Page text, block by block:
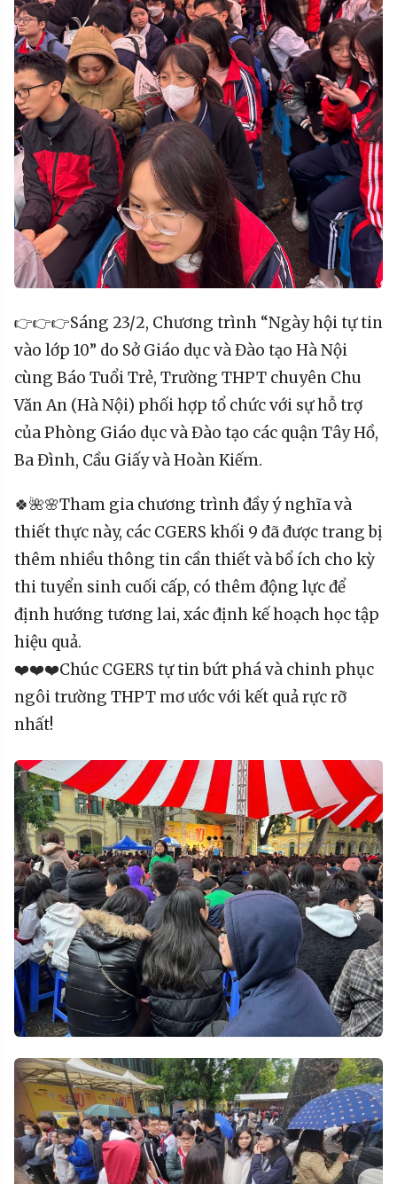
👉👉👉Sáng 23/2, Chương trình “Ngày hội tự tin
vào lớp 10” do Sở Giáo dục và Đào tạo Hà Nội
cùng Báo Tuổi Trẻ, Trường THPT chuyên Chu
Văn An (Hà Nội) phối hợp tổ chức với sự hỗ trợ
của Phòng Giáo dục và Đào tạo các quận Tây Hồ,
Ba Đình, Cầu Giấy và Hoàn Kiếm.
🍀🌺🌸Tham gia chương trình đầy ý nghĩa và
thiết thực này, các CGERS khối 9 đã được trang bị
thêm nhiều thông tin cần thiết và bổ ích cho kỳ
thi tuyển sinh cuối cấp, có thêm động lực để
định hướng tương lai, xác định kế hoạch học tập
hiệu quả.
❤️❤️❤️Chúc CGERS tự tin bứt phá và chinh phục
ngôi trường THPT mơ ước với kết quả rực rỡ
nhất!